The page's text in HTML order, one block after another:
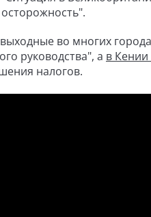
осторожность".
во многих
руководства", а в
налогов.